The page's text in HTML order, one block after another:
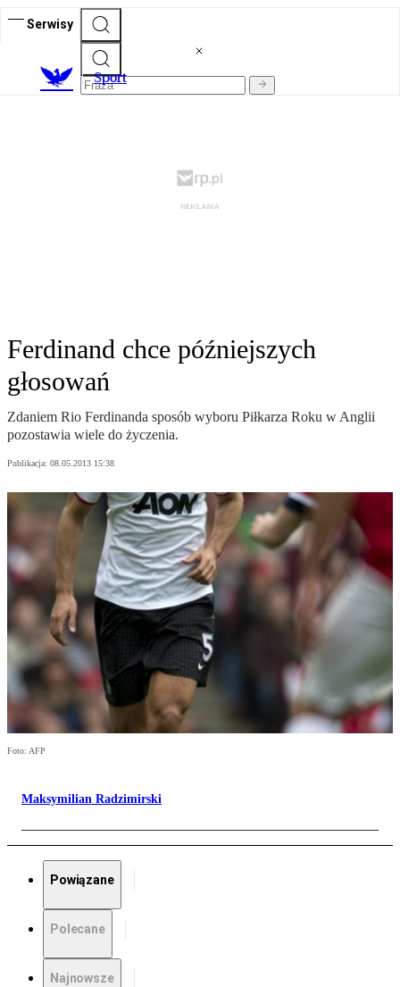
Serwisy
Sport
Ferdinand chce późniejszych
głosowań
Zdaniem Rio Ferdinanda sposób wyboru Piłkarza Roku w Anglii
pozostawia wiele do życzenia.
Publikacja: 08.05.2013 15:38
Foto: AFP
Maksymilian Radzimirski
Powiązane
Polecane
Najnowsze